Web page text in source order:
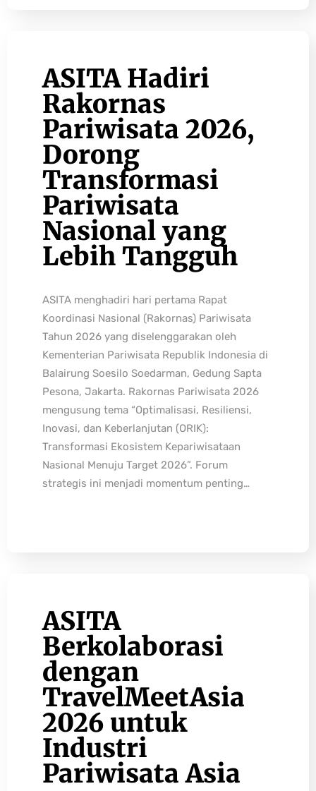
ASITA Hadiri
Rakornas
Pariwisata 2026,
Dorong
Transformasi
Pariwisata
Nasional yang
Lebih Tangguh
ASITA menghadiri hari pertama Rapat
Koordinasi Nasional (Rakornas) Pariwisata
Tahun 2026 yang diselenggarakan oleh
Kementerian Pariwisata Republik Indonesia di
Balairung Soesilo Soedarman, Gedung Sapta
Pesona, Jakarta. Rakornas Pariwisata 2026
mengusung tema “Optimalisasi, Resiliensi,
Inovasi, dan Keberlanjutan (ORIK):
Transformasi Ekosistem Kepariwisataan
Nasional Menuju Target 2026”. Forum
strategis ini menjadi momentum penting…
ASITA
Berkolaborasi
dengan
TravelMeetAsia
2026 untuk
Industri
Pariwisata Asia